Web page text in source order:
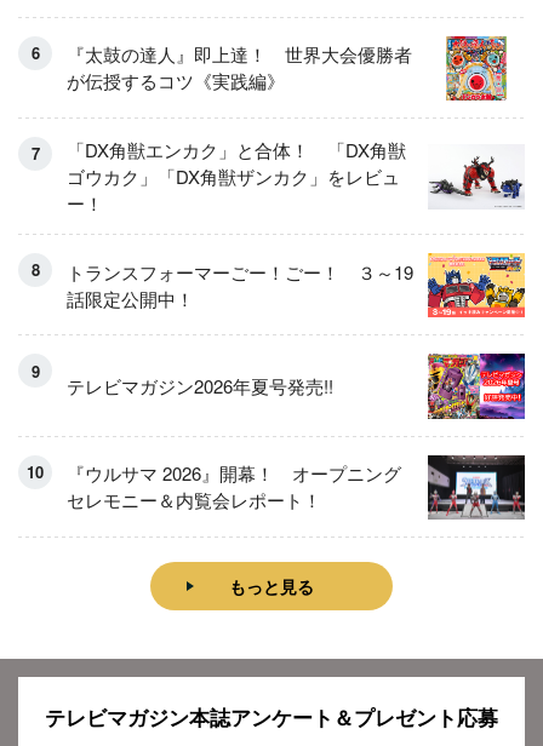
『太鼓の達人』即上達！ 世界大会優勝者
が伝授するコツ《実践編》
「DX角獣エンカク」と合体！ 「DX角獣
ゴウカク」「DX角獣ザンカク」をレビュ
ー！
トランスフォーマーごー！ごー！ ３～19
話限定公開中！
テレビマガジン2026年夏号発売!!
『ウルサマ 2026』開幕！ オープニング
セレモニー＆内覧会レポート！
もっと見る
テレビマガジン本誌アンケート＆プレゼント応募